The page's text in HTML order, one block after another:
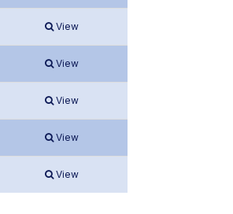
View
View
View
View
View